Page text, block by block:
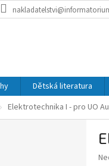
Dětská literatura
Elektrotechnika I - pro UO